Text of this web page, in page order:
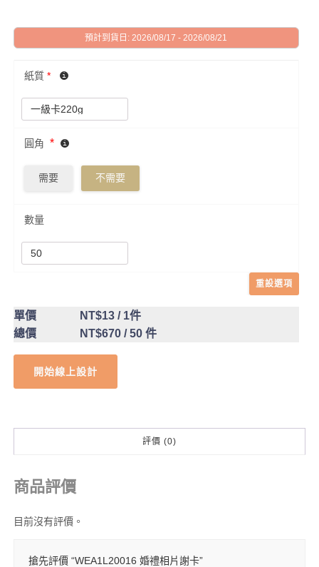
預計到貨日: 2026/08/17 - 2026/08/21
紙質 *
圓角 *
需要 不需要
數量
重設選項
單價 NT$13/ 1件
總價
NT$670/ 50 件
開始線上設計
評價 (0)
商品評價
目前沒有評價。
搶先評價 “WEA1L20016 婚禮相片謝卡”